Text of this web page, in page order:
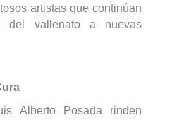
artistas que continúan
del vallenato a nuevas
Alberto Posada rinden